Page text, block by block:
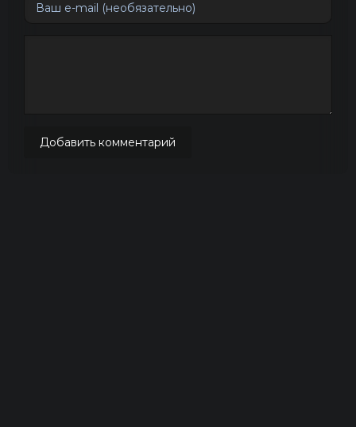
Добавить комментарий